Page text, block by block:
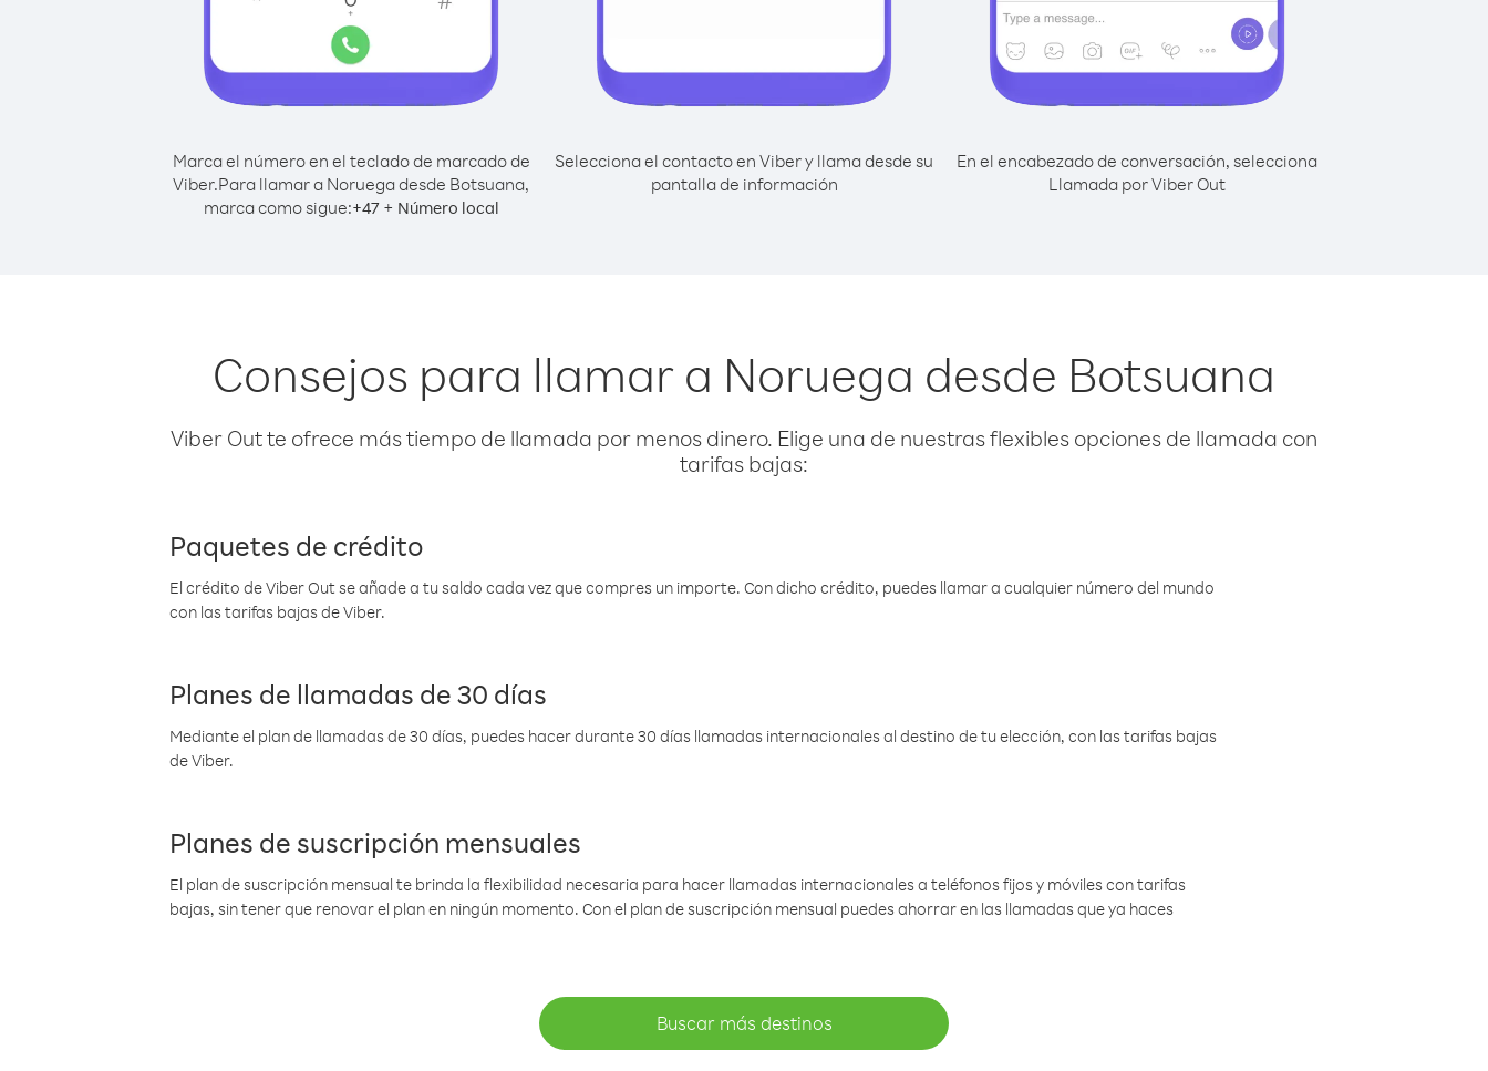
Marca el número en el teclado de marcado de
Viber.Para llamar a Noruega desde Botsuana,
marca como sigue:+47+ Número local
Selecciona el contacto en Viber y llama desde su
pantalla de información
En el encabezado de conversación, selecciona
Llamada por Viber Out
Consejos para llamar a Noruega desde Botsuana
Viber Out te ofrece más tiempo de llamada por menos dinero. Elige una de nuestras flexibles opciones de llamada con
tarifas bajas:
Paquetes de crédito
El crédito de Viber Out se añade a tu saldo cada vez que compres un importe. Con dicho crédito, puedes llamar a cualquier número del mundo
con las tarifas bajas de Viber.
Planes de llamadas de 30 días
Mediante el plan de llamadas de 30 días, puedes hacer durante 30 días llamadas internacionales al destino de tu elección, con las tarifas bajas
de Viber.
Planes de suscripción mensuales
El plan de suscripción mensual te brinda la flexibilidad necesaria para hacer llamadas internacionales a teléfonos fijos y móviles con tarifas
bajas, sin tener que renovar el plan en ningún momento. Con el plan de suscripción mensual puedes ahorrar en las llamadas que ya haces
Buscar más destinos